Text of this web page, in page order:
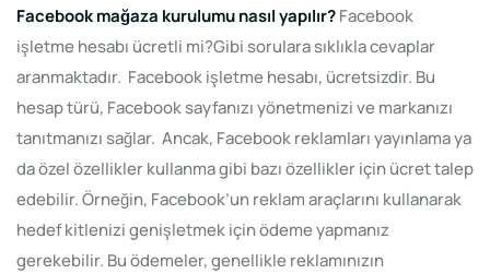
Facebookmağaza kurulumu nasıl yapılır?Facebook
işletme hesabı ücretli mi?Gibi sorulara sıklıkla cevaplar
aranmaktadır. Facebook işletme hesabı, ücretsizdir. Bu
hesap türü, Facebook sayfanızı yönetmenizi ve markanızı
tanıtmanızı sağlar. Ancak, Facebook reklamları yayınlama ya
da özel özellikler kullanma gibi bazı özellikler için ücret talep
edebilir. Örneğin, Facebook’un reklam araçlarını kullanarak
hedef kitlenizi genişletmek için ödeme yapmanız
gerekebilir. Bu ödemeler, genellikle reklamınızın